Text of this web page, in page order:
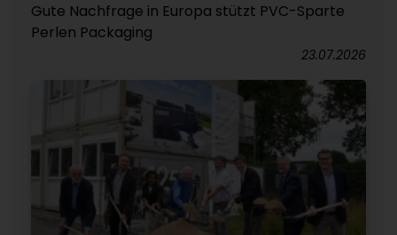
Gute Nachfrage in Europa stützt PVC-Sparte
Perlen Packaging
23.07.2026